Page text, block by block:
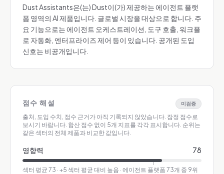
Dust Assistants은(는) Dust이(가) 제공하는 에이전트 플랫
폼 영역의 AI 제품입니다. 글로벌 시장을 대상으로 합니다. 주
요 기능으로는 에이전트 오케스트레이션, 도구 호출, 워크플
로 자동화, 엔터프라이즈 제어 등이 있습니다. 공개된 도입
신호는 비공개입니다.
점수 해설 미검증
출처, 도입 수치, 점수 근거가 아직 기록되지 않았습니다. 잠정 점수로
보시기 바랍니다. 합산 점수 없이 5개 지표를 각각 표시합니다. 순위는
같은 섹터의 전체 제품과 비교한 값입니다.
영향력 78
섹터 평균 73 · +5 섹터 평균 대비 높음 · 에이전트 플랫폼 73개 중 9위